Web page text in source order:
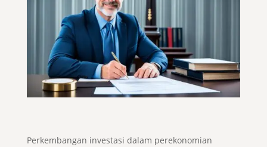
Perkembangan investasi dalam perekonomian